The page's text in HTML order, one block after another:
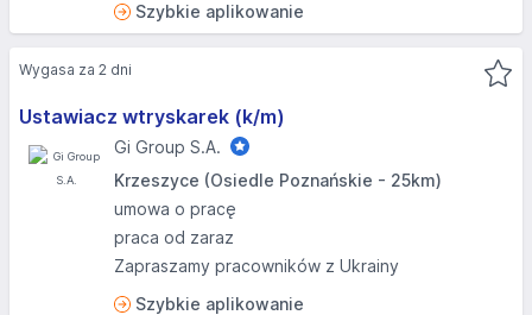
Szybkie aplikowanie
Ustawiacz wtryskarek (k/m)
Gi Group S.A.
Krzeszyce (Osiedle Poznańskie - 25km)
umowa o pracę
praca od zaraz
Zapraszamy pracowników z Ukrainy
Szybkie aplikowanie
Wygasa za 2 dni